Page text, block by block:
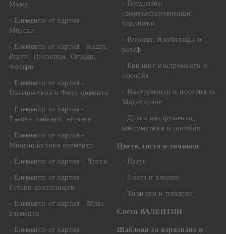
Мъже
Елементи от хартия -
Морски
Елементи от хартия - Къщи,
Врати, Прозорци, Огради,
Фенери
Елементи от хартия -
Пътешествия и Фото моменти
Елементи то хартия -
Такове, табелки, етикети
Елементи от хартия -
Многопластови елементи
Елементи от хартия - Други
Елементи от хартия -
Готови композиции
Елементи от хартия - Микс
елементи
Елементи от хартия -
Предпазни
самовъзстановяващи
подложки
Режещи, пробиващи и
релеф
Квилинг инструменти и
пособия
Инструменти и пособия за
Моделиране
Други инструменти,
консумативи и пособия
Цветя,листа и тичинки
Цветя
Листа и клонки
Тичинки и плодове
Свети ВАЛЕНТИН
Шаблони за изрязване и